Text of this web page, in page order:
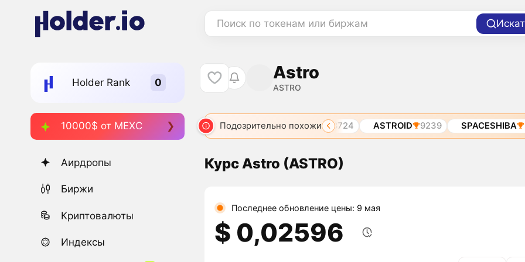
Поиск по токенам или биржам
Holder Rank
10000$ от MEXC
Аирдропы
Биржи
Криптовалюты
Индексы
Astro
ASTRO
Подозрительно похожи
ASTER 46 ASTR 485 ASTRO 4871 ASTRO 8724 ASTROID 9239 SPACESHIBA
Курс Astro (ASTRO)
Последнее обновление цены: 9 мая
$ 0,02596